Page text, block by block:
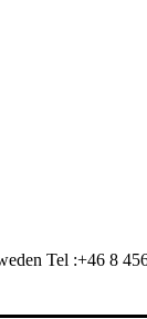
Tel :+46 8